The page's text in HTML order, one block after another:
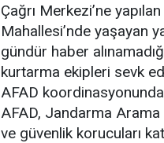
Çağrı Merkezi’ne
Mahallesi’nde yaşayan
gündür haber
kurtarma ekipleri sevk
AFAD
AFAD, Jandarma
ve güvenlik korucuları